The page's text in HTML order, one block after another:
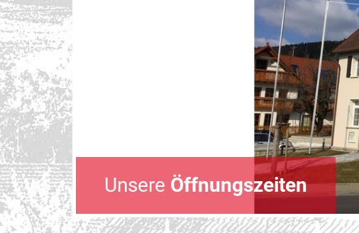
Unsere Öffnungszeiten